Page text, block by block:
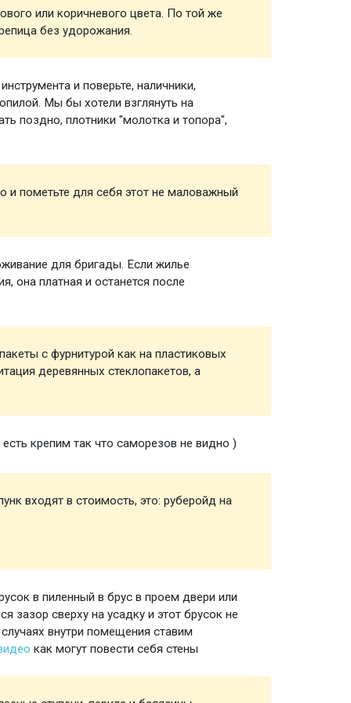
или коричневого цвета. По той же
без удорожания.
и поверьте, наличники,
Мы бы хотели взглянуть на
поздно, плотники "молотка и топора",
и пометьте для себя этот не маловажный
для бригады. Если жилье
она платная и останется после
с фурнитурой как на пластиковых
деревянных стеклопакетов, а
крепим так что саморезов не видно )
входят в стоимость, это: руберойд на
в пиленный в брус в проем двери или
зазор сверху на усадку и этот брусок не
внутри помещения ставим
как могут повести себя стены